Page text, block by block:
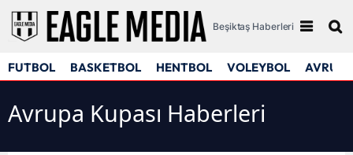
Beşiktaş Haberleri
FUTBOL BASKETBOL HENTBOL VOLEYBOL
Avrupa Kupası Haberleri